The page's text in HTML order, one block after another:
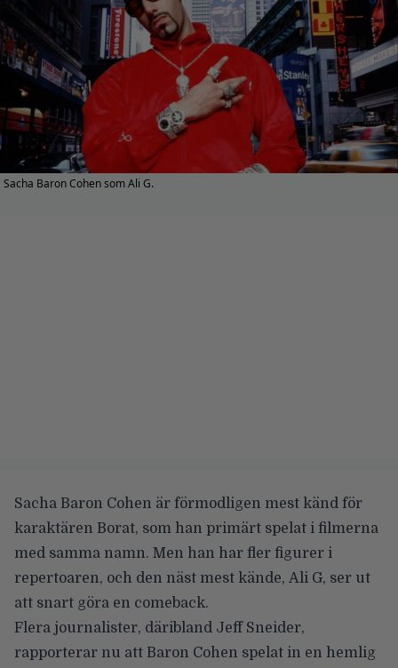
Sacha Baron Cohen som Ali G.
Sacha Baron Cohen är förmodligen mest känd för
karaktären Borat, som han primärt spelat i filmerna
med samma namn. Men han har fler figurer i
repertoaren, och den näst mest kände, Ali G, ser ut
att snart göra en comeback.
Flera journalister, däribland Jeff Sneider,
rapporterar nu att Baron Cohen spelat in en hemlig